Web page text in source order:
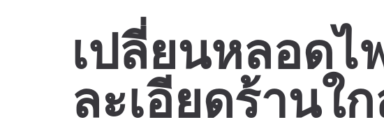
เปลี่ยนหลอด
ละเอียดร้านใ